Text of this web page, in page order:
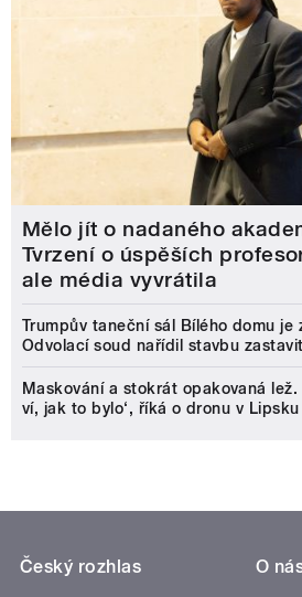
Mělo jít o nadaného
Tvrzení o úspěších
ale média vyvrátila
Trumpův taneční sál Bílého domu je
Odvolací soud nařídil stavbu zastavit
Maskování a stokrát opakovaná
ví, jak to bylo‘, říká o dronu v Lipsku
Český rozhlas
O